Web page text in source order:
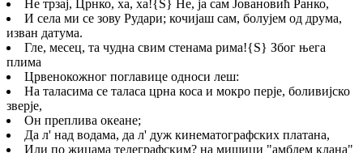
Не трзај, Црнко, ха, ха!{S} Не, ја сам Јовановић Ранко,
И села ми се зову Рудари; кочијаш сам, болујем од друма,
изван датума.
Гле, месец, та чудна свим стенама рима!{S} Због њега
плима
Црвенокожног поглавице односи леш:
На таласима се таласа црна коса и мокро перје, боливијско
зверје,
Он преплива океане;
Да л' над водама, да л' дуж кинематографских платана,
Или по жицама телеграфским? на мишици "амблем клана"